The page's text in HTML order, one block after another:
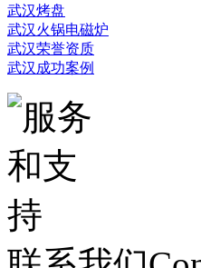
武汉烤盘
武汉火锅电磁炉
武汉荣誉资质
武汉成功案例